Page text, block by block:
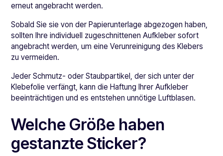
erneut angebracht werden.
Sobald Sie sie von der Papierunterlage abgezogen haben,
sollten Ihre individuell zugeschnittenen Aufkleber sofort
angebracht werden, um eine Verunreinigung des Klebers
zu vermeiden.
Jeder Schmutz- oder Staubpartikel, der sich unter der
Klebefolie verfängt, kann die Haftung Ihrer Aufkleber
beeinträchtigen und es entstehen unnötige Luftblasen.
Welche Größe haben
gestanzte Sticker?